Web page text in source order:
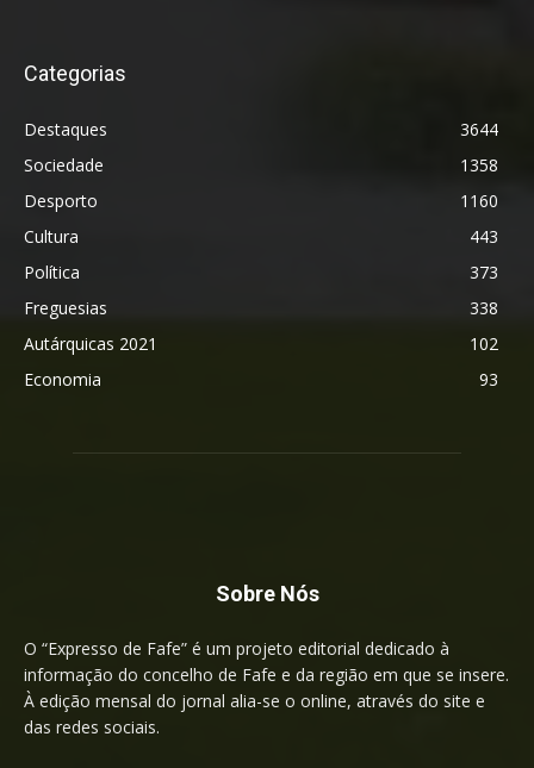
Categorias
Destaques
3644
Sociedade
1358
Desporto
1160
Cultura
443
Política
373
Freguesias
338
Autárquicas 2021
102
Economia
93
Sobre Nós
O “Expresso de Fafe” é um projeto editorial dedicado à
informação do concelho de Fafe e da região em que se insere.
À edição mensal do jornal alia-se o online, através do site e
das redes sociais.